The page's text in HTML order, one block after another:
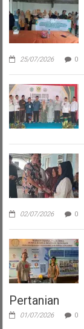
25/07/2026 0
02/07/2026 0
Pertanian
01/07/2026 0